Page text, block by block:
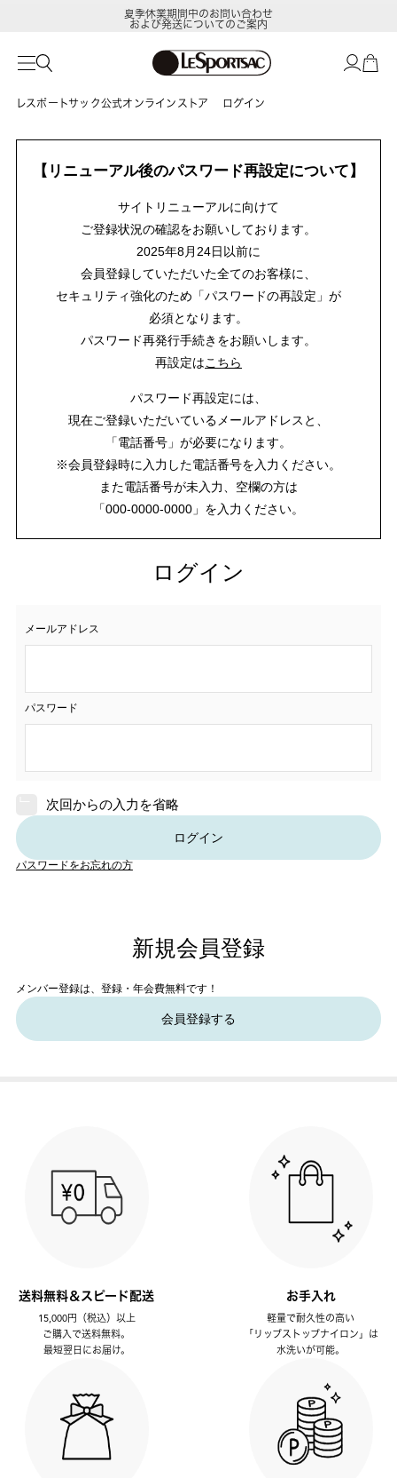
夏季休業期間中のお問い合わせ
および発送についてのご案内
レスポートサック公式オンラインストア ログイン
【リニューアル後のパスワード再設定について】
サイトリニューアルに向けて
ご登録状況の確認をお願いしております。
2025年8月24日以前に
会員登録していただいた全てのお客様に、
セキュリティ強化のため「パスワードの再設定」が
必須となります。
パスワード再発行手続きをお願いします。
再設定はこちら
パスワード再設定には、
現在ご登録いただいているメールアドレスと、
「電話番号」が必要になります。
※会員登録時に入力した電話番号を入力ください。
また電話番号が未入力、空欄の方は
「000-0000-0000」を入力ください。
ログイン
メールアドレス
パスワード
次回からの入力を省略
ログイン
パスワードをお忘れの方
新規会員登録
メンバー登録は、登録・年会費無料です！
会員登録する
送料無料＆スピード配送
15,000円（税込）以上
ご購入で送料無料。
最短翌日にお届け。
お手入れ
軽量で耐久性の高い
「リップストップナイロン」は
水洗いが可能。